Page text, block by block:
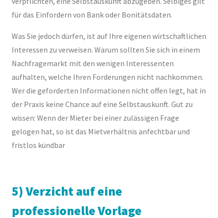
für das Einfordern von Bank oder Bonitätsdaten.
Was Sie jedoch dürfen, ist auf Ihre eigenen wirtschaftlichen
Interessen zu verweisen. Warum sollten Sie sich in einem
Nachfragemarkt mit den wenigen Interessenten
aufhalten, welche Ihren Forderungen nicht nachkommen.
Wer die geforderten Informationen nicht offen legt, hat in
der Praxis keine Chance auf eine Selbstauskunft. Gut zu
wissen: Wenn der Mieter bei einer zulässigen Frage
gelogen hat, so ist das Mietverhältnis anfechtbar und
fristlos kündbar
5) Verzicht auf eine
professionelle Vorlage